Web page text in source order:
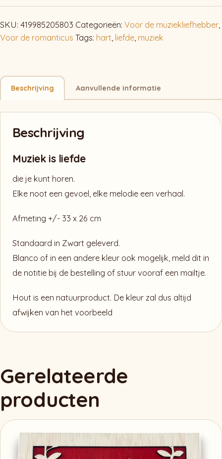
SKU: 419985205803 Categorieën: Voor de muziekliefhebber,
Voor de romanticus Tags: hart, liefde, muziek
Beschrijving Aanvullende informatie
Beschrijving
Muziek is liefde
die je kunt horen.
Elke noot een gevoel, elke melodie een verhaal.
Afmeting +/- 33 x 26 cm
Standaard in Zwart geleverd.
Blanco of in een andere kleur ook mogelijk, meld dit in
de notitie bij de bestelling of stuur vooraf een mailtje.
Hout is een natuurproduct. De kleur zal dus altijd
afwijken van het voorbeeld
Gerelateerde
producten